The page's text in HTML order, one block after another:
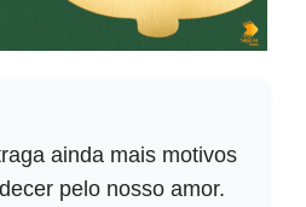
ainda mais motivos
pelo nosso amor.